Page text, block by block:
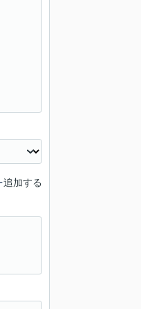
追加する